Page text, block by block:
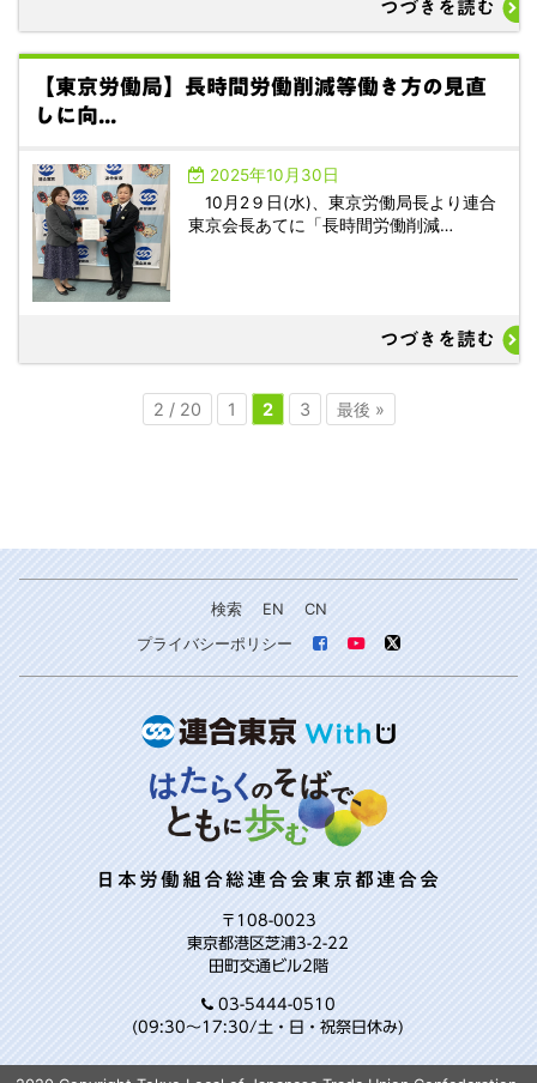
つづきを読む
【東京労働局】長時間労働削減等働き方の見直
しに向...
2025年10月30日
10月2９日(水)、東京労働局長より連合
東京会長あてに「長時間労働削減…
つづきを読む
2 / 20 1 2 3 最後 »
検索 EN
CN
プライバシーポリシー
日本労働組合総連合会東京都連合会
〒108-0023
東京都港区芝浦3-2-22
田町交通ビル2階
03-5444-0510
(09:30～17:30/土・日・祝祭日休み)